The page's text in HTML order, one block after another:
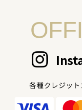
各種クレジット